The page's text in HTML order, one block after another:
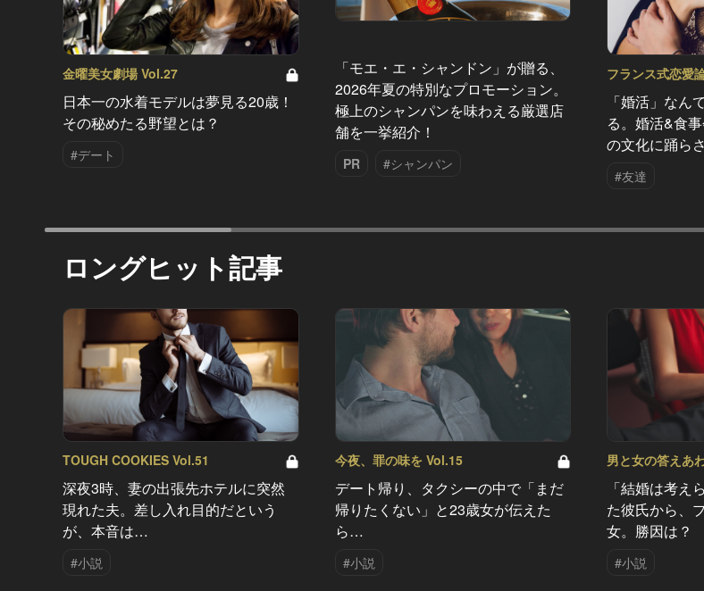
金曜美女劇場 Vol.27
日本一の水着モデルは夢見る20歳！
その秘めたる野望とは？
#デート
「モエ・エ・シャンドン」が贈る、
2026年夏の特別なプロモーション。
極上のシャンパンを味わえる厳選店
舗を一挙紹介！
PR #シャンパン
フランス式恋愛
「婚活」なん
る。婚活&食
の文化に踊ら
#友達
ロングヒット記事
TOUGH COOKIES Vol.51
深夜3時、妻の出張先ホテルに突然
現れた夫。差し入れ目的だという
が、本音は…
#小説
今夜、罪の味を Vol.15
デート帰り、タクシーの中で「まだ
帰りたくない」と23歳女が伝えた
ら…
#小説
男と女の答えあ
「結婚は考え
た彼氏から、
女。勝因は？
#小説